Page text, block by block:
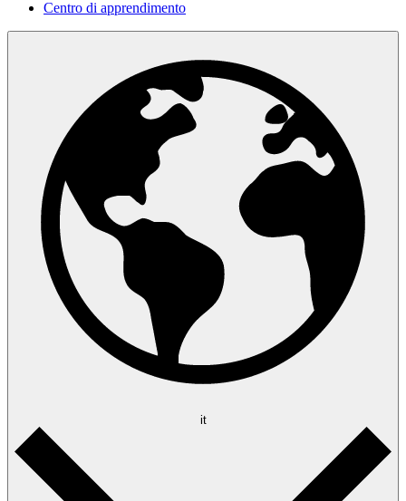
Centro di apprendimento
it